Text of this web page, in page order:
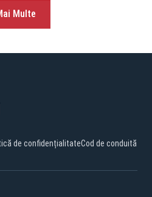
Multe
de confidențialitateCod de conduită